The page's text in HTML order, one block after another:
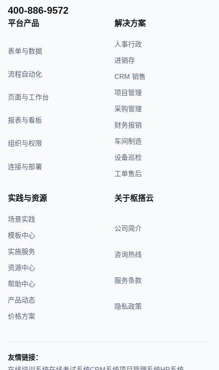
400-886-9572
平台产品
表单与数据
流程自动化
页面与工作台
报表与看板
组织与权限
连接与部署
解决方案
人事行政
进销存
CRM 销售
项目管理
采购管理
财务报销
车间制造
设备巡检
工单售后
实践与资源
场景实践
模板中心
实施服务
资源中心
帮助中心
产品动态
价格方案
关于枢搭云
公司简介
咨询热线
服务条款
隐私政策
友情链接：